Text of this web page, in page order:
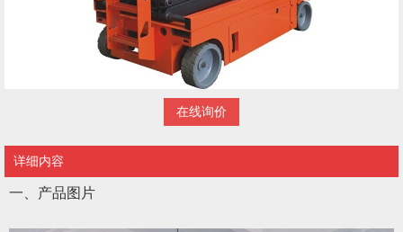
在线询价
详细内容
一、产品图片